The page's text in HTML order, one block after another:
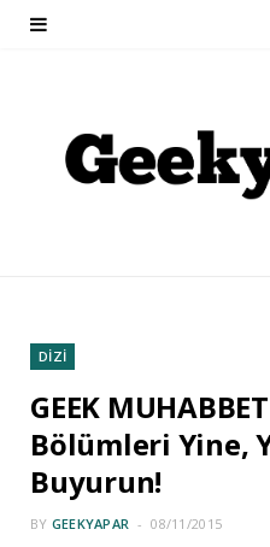
DİZİ
GEEK
Bölümleri Yine,
Buyurun!
BY GEEKYAPAR 08/11/2015